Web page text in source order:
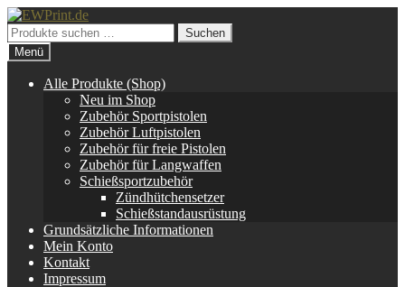
Zur
Navigation
springen
Zum
Inhalt
springen
Suchen
nach:
Suchen
Menü
Alle Produkte (Shop)
Neu im Shop
Zubehör Sportpistolen
Zubehör Luftpistolen
Zubehör für freie Pistolen
Zubehör für Langwaffen
Schießsportzubehör
Zündhütchensetzer
Schießstandausrüstung
Grundsätzliche Informationen
Mein Konto
Kontakt
Impressum